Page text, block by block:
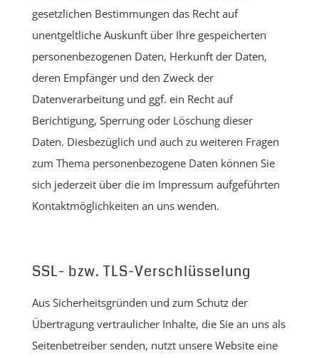
gesetzlichen Bestimmungen das Recht auf
unentgeltliche Auskunft über Ihre gespeicherten
personenbezogenen Daten, Herkunft der Daten,
deren Empfänger und den Zweck der
Datenverarbeitung und ggf. ein Recht auf
Berichtigung, Sperrung oder Löschung dieser
Daten. Diesbezüglich und auch zu weiteren Fragen
zum Thema personenbezogene Daten können Sie
sich jederzeit über die im Impressum aufgeführten
Kontaktmöglichkeiten an uns wenden.
SSL- bzw. TLS-Verschlüsselung
Aus Sicherheitsgründen und zum Schutz der
Übertragung vertraulicher Inhalte, die Sie an uns als
Seitenbetreiber senden, nutzt unsere Website eine